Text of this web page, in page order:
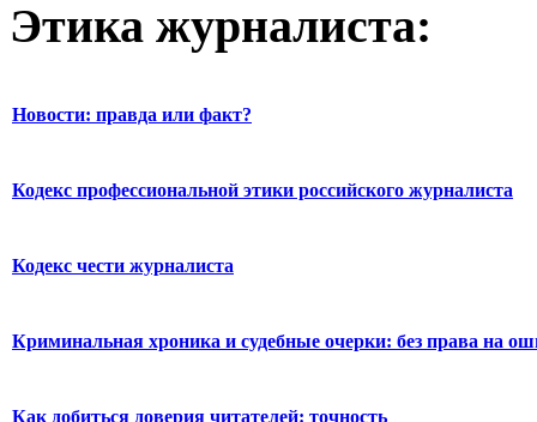
Этика журналиста:
Новости: правда или факт?
Кодекс профессиональной этики российского журналиста
Кодекс чести журналиста
Криминальная хроника и судебные очерки: без права на
Как добиться доверия читателей: точность